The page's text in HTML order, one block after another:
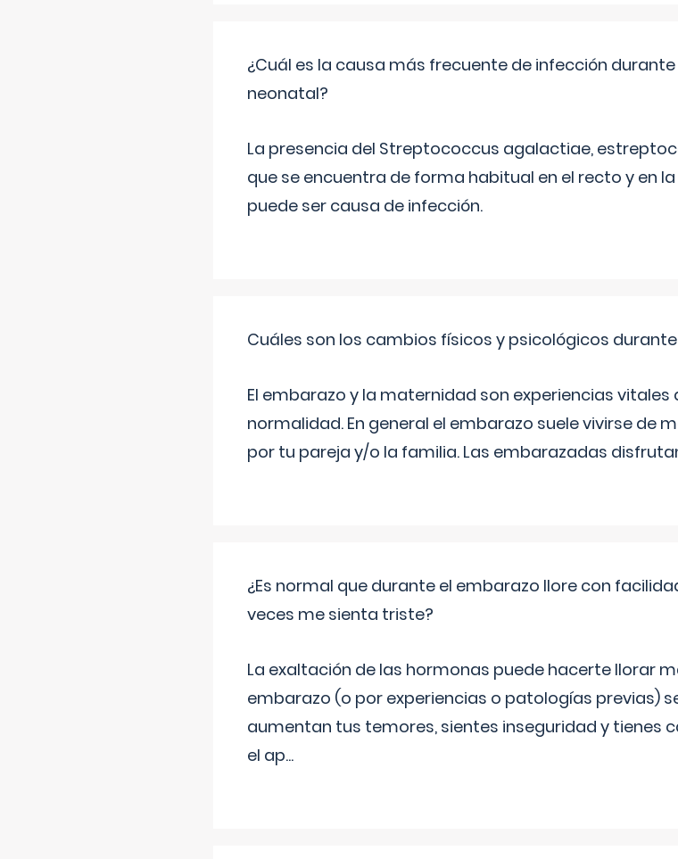
¿Cuál es la causa más frecuente de infección
neonatal?
La presencia del Streptococcus agalactiae,
que se encuentra de forma habitual en el recto y en
puede ser causa de infección.
Cuáles son los cambios físicos y psicológicos
El embarazo y la maternidad son experiencias
normalidad. En general el embarazo suele vivirse de
por tu pareja y/o la familia. Las embarazadas
¿Es normal que durante el embarazo llore con
veces me sienta triste?
La exaltación de las hormonas puede hacerte llorar
embarazo (o por experiencias o patologías previas)
aumentan tus temores, sientes inseguridad y tienes
el ap...